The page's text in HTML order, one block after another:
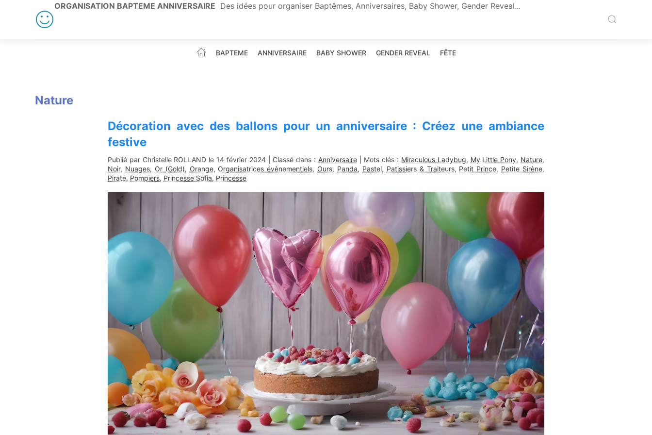
ORGANISATION BAPTEME ANNIVERSAIRE Des idées pour organiser Baptêmes, Anniversaires, Baby Shower, Gender Reveal...
BAPTEME ANNIVERSAIRE BABY SHOWER GENDER REVEAL FÊTE
Nature
Décoration avec des ballons pour un anniversaire : Créez une ambiance
festive
Publié par Christelle ROLLAND le 14 février 2024 | Classé dans : Anniversaire| Mots clés : Miraculous Ladybug, My Little Pony, Nature,
Noir, Nuages, Or (Gold), Orange, Organisatrices évènementiels, Ours, Panda, Pastel, Patissiers & Traiteurs, Petit Prince, Petite Sirène,
Pirate, Pompiers, Princesse Sofia, Princesse